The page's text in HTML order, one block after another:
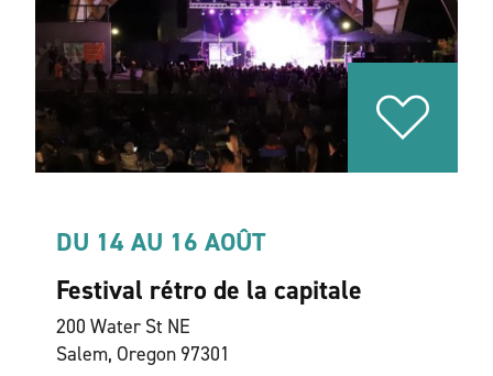
DU 14 AU 16 AOÛT
Festival rétro de la capitale
200 Water St NE
Salem, Oregon 97301